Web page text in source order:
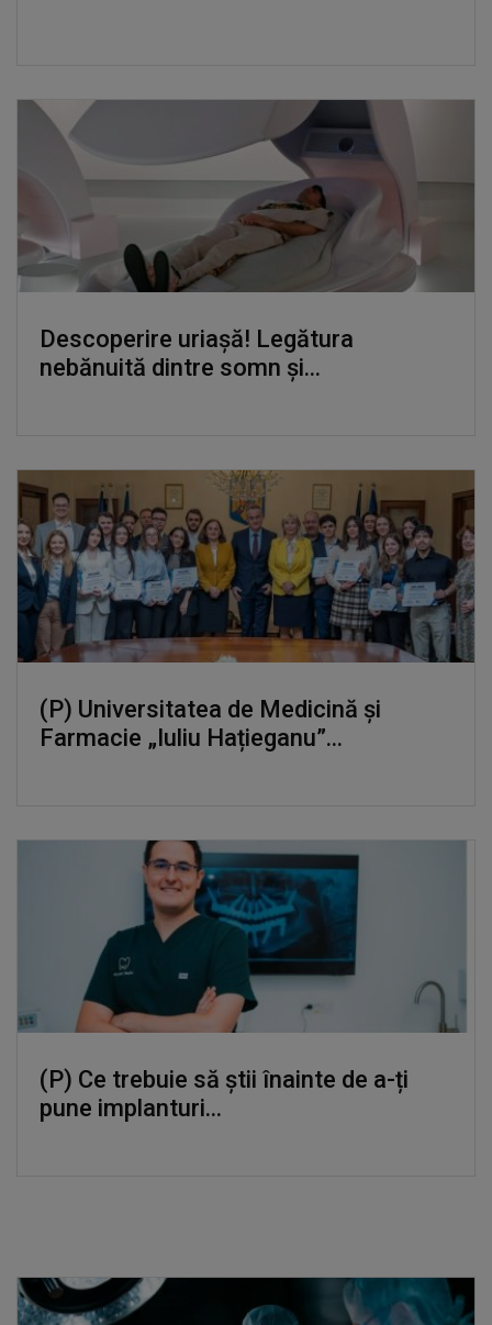
Descoperire uriașă! Legătura
nebănuită dintre somn și...
(P) Universitatea de Medicină și
Farmacie „Iuliu Hațieganu”...
(P) Ce trebuie să știi înainte de a-ți
pune implanturi...